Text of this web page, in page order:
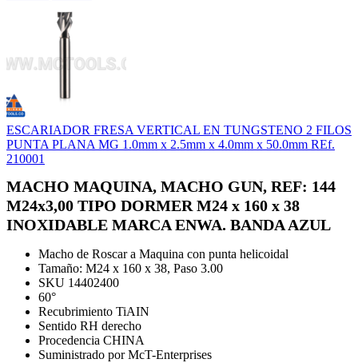
ESCARIADOR FRESA VERTICAL EN TUNGSTENO 2 FILOS
PUNTA PLANA MG 1.0mm x 2.5mm x 4.0mm x 50.0mm REf.
210001
MACHO MAQUINA, MACHO GUN, REF: 144
M24x3,00 TIPO DORMER M24 x 160 x 38
INOXIDABLE MARCA ENWA. BANDA AZUL
Macho de Roscar a Maquina con punta helicoidal
Tamaño: M24 x 160 x 38, Paso 3.00
SKU 14402400
60°
Recubrimiento TiAIN
Sentido RH derecho
Procedencia CHINA
Suministrado por McT-Enterprises